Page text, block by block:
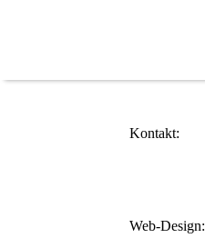
Kontakt:
Web-Design: